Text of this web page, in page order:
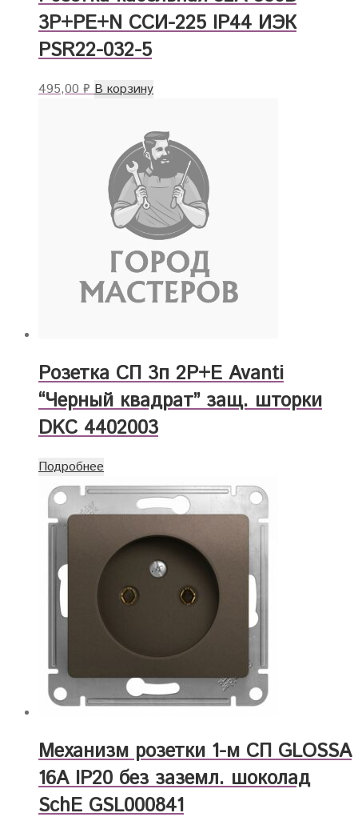
3Р+РЕ+N ССИ-225 IP44 ИЭК
PSR22-032-5
495,00₽ В корзину
Розетка СП 3п 2Р+Е Avanti
“Черный квадрат” защ. шторки
DKC 4402003
Подробнее
Механизм розетки 1-м СП GLOSSA
16А IP20 без заземл. шоколад
SchE GSL000841